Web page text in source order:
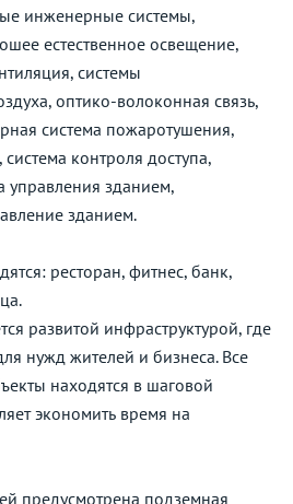
инженерные системы,
естественное освещение,
системы
оптико-волоконная связь,
система пожаротушения,
контроля доступа,
управления зданием,
зданием.
ресторан, фитнес, банк,
развитой инфраструктурой, где
нужд жителей и бизнеса. Все
находятся в шаговой
экономить время на
предусмотрена подземная